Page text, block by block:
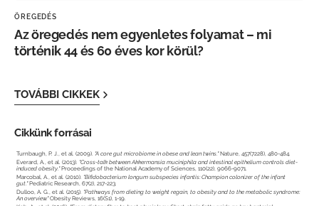
TOVÁBBI CIKKEK
ÖREGEDÉS
Az öregedés nem egyenletes folyamat – mi
történik 44 és 60 éves kor körül?
Cikkünk forrásai
Turnbaugh, P. J., et al. (2009). "A core gut microbiome in obese and lean twins."Nature, 457(7228), 480-484.
Everard, A., et al. (2013). "Cross-talk between Akkermansia muciniphila and intestinal epithelium controls diet-
induced obesity."Proceedings of the National Academy of Sciences, 110(22), 9066-9071.
Marcobal, A., et al. (2010). "Bifidobacterium longum subspecies infantis: Champion colonizer of the infant
gut."Pediatric Research, 67(2), 217-223.
Dulloo, A. G., et al. (2015). "Pathways from dieting to weight regain, to obesity and to the metabolic syndrome:
An overview."Obesity Reviews, 16(S1), 1-19.